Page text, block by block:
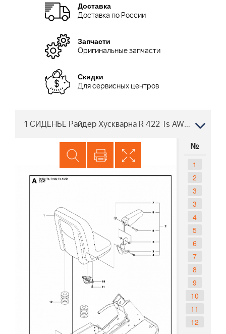
Доставка
Доставка по России
Запчасти
Оригинальные запчасти
Скидки
Для сервисных центров
1 СИДЕНЬЕ Райдер Хускварна R 422 Ts AWD 966772901, 2011-11
№
1
2
3
3
4
5
6
7
8
9
10
11
12